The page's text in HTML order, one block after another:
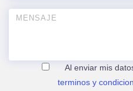
Al enviar mis
terminos y